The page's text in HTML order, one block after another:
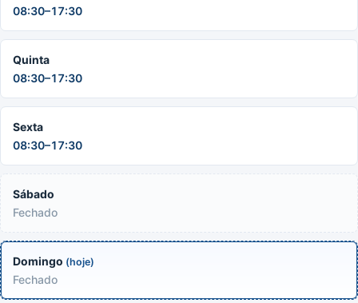
08:30–17:30
Quinta
08:30–17:30
Sexta
08:30–17:30
Sábado
Fechado
Domingo (hoje)
Fechado